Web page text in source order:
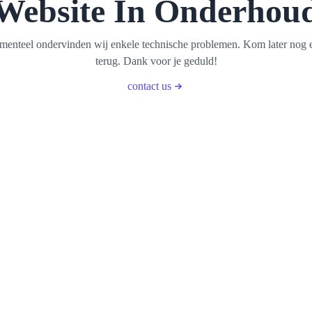
In
ondervinden wij enkele technische problemen. Kom later nog
terug. Dank voor je geduld!
contact us